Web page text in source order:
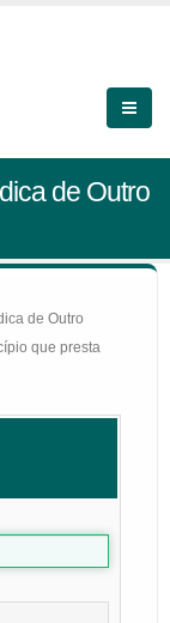
de Outro
de Outro
que presta